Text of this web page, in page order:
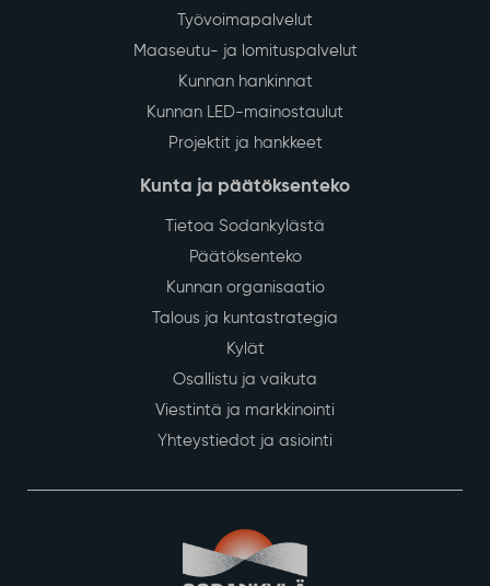
Työvoimapalvelut
Maaseutu- ja lomituspalvelut
Kunnan hankinnat
Kunnan LED-mainostaulut
Projektit ja hankkeet
Kunta ja päätöksenteko
Tietoa Sodankylästä
Päätöksenteko
Kunnan organisaatio
Talous ja kuntastrategia
Kylät
Osallistu ja vaikuta
Viestintä ja markkinointi
Yhteystiedot ja asiointi